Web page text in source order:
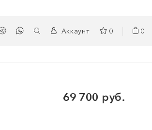
Аккаунт 0 0
69 700 руб.